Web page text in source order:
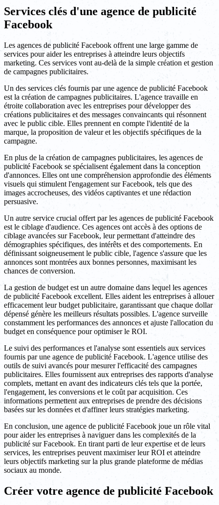
Services clés d'une agence de publicité
Facebook
Les agences de publicité Facebook offrent une large gamme de
services pour aider les entreprises à atteindre leurs objectifs
marketing. Ces services vont au-delà de la simple création et gestion
de campagnes publicitaires.
Un des services clés fournis par une agence de publicité Facebook
est la création de campagnes publicitaires. L'agence travaille en
étroite collaboration avec les entreprises pour développer des
créations publicitaires et des messages convaincants qui résonnent
avec le public cible. Elles prennent en compte l'identité de la
marque, la proposition de valeur et les objectifs spécifiques de la
campagne.
En plus de la création de campagnes publicitaires, les agences de
publicité Facebook se spécialisent également dans la conception
d'annonces. Elles ont une compréhension approfondie des éléments
visuels qui stimulent l'engagement sur Facebook, tels que des
images accrocheuses, des vidéos captivantes et une rédaction
persuasive.
Un autre service crucial offert par les agences de publicité Facebook
est le ciblage d'audience. Ces agences ont accès à des options de
ciblage avancées sur Facebook, leur permettant d'atteindre des
démographies spécifiques, des intérêts et des comportements. En
définissant soigneusement le public cible, l'agence s'assure que les
annonces sont montrées aux bonnes personnes, maximisant les
chances de conversion.
La gestion de budget est un autre domaine dans lequel les agences
de publicité Facebook excellent. Elles aident les entreprises à allouer
efficacement leur budget publicitaire, garantissant que chaque dollar
dépensé génère les meilleurs résultats possibles. L'agence surveille
constamment les performances des annonces et ajuste l'allocation du
budget en conséquence pour optimiser le ROI.
Le suivi des performances et l'analyse sont essentiels aux services
fournis par une agence de publicité Facebook. L'agence utilise des
outils de suivi avancés pour mesurer l'efficacité des campagnes
publicitaires. Elles fournissent aux entreprises des rapports d'analyse
complets, mettant en avant des indicateurs clés tels que la portée,
l'engagement, les conversions et le coût par acquisition. Ces
informations permettent aux entreprises de prendre des décisions
basées sur les données et d'affiner leurs stratégies marketing.
En conclusion, une agence de publicité Facebook joue un rôle vital
pour aider les entreprises à naviguer dans les complexités de la
publicité sur Facebook. En tirant parti de leur expertise et de leurs
services, les entreprises peuvent maximiser leur ROI et atteindre
leurs objectifs marketing sur la plus grande plateforme de médias
sociaux au monde.
Créer votre agence de publicité Facebook